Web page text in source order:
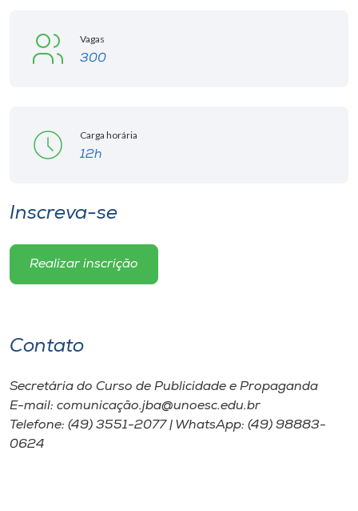
Vagas
300
Carga horária
12h
Inscreva-se
Realizar inscrição
Contato
Secretária do Curso de Publicidade e Propaganda
E-mail: comunicação.jba@unoesc.edu.br
Telefone: (49) 3551-2077 | WhatsApp: (49) 98883-
0624